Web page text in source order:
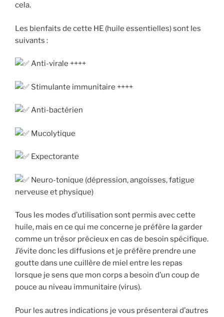
cela.
Les bienfaits de cette HE (huile essentielles) sont les
suivants :
Anti-virale ++++
Stimulante immunitaire ++++
Anti-bactérien
Mucolytique
Expectorante
Neuro-tonique (dépression, angoisses, fatigue
nerveuse et physique)
Tous les modes d’utilisation sont permis avec cette
huile, mais en ce qui me concerne je préfère la garder
comme un trésor précieux en cas de besoin spécifique.
J’évite donc les diffusions et je préfère prendre une
goutte dans une cuillère de miel entre les repas
lorsque je sens que mon corps a besoin d’un coup de
pouce au niveau immunitaire (virus).
Pour les autres indications je vous présenterai d’autres